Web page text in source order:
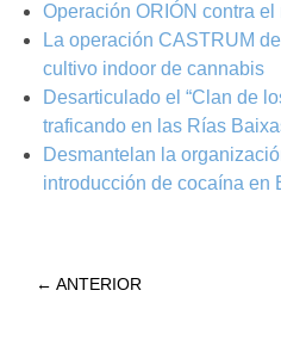
Operación ORIÓN contra el
La operación CASTRUM
cultivo indoor de cannabis
Desarticulado el “Clan de
traficando en las Rías
Desmantelan la
introducción de cocaína en
← ANTERIOR